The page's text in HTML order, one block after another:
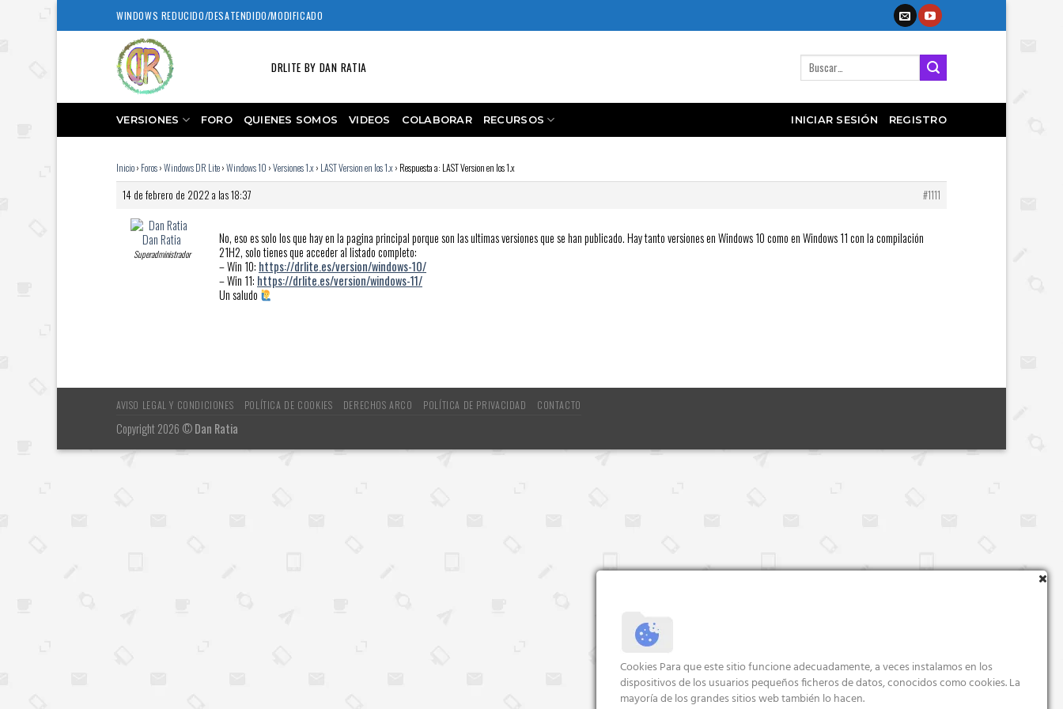
to
WINDOWS REDUCIDO/DESATENDIDO/MODIFICADO
DRLITE BY DAN RATIA
Buscar
por:
VERSIONES FORO QUIENES SOMOS VIDEOS COLABORAR RECURSOS INICIAR SESIÓN REGISTRO
Inicio› Foros›Windows DR Lite›Windows 10 ›Versiones 1.x› LAST Version en los 1.x› Respuesta a: LAST Version en los 1.x
14 de febrero de 2022 a las 18:37 #1111
Dan Ratia
Superadministrador
No, eso es solo los que hay en la pagina principal porque son las ultimas versiones que se han publicado. Hay tanto versiones en Windows 10 como en Windows 11 con la compilación
21H2, solo tienes que acceder al listado completo:
– Win 10: https://drlite.es/version/windows-10/
– Win 11: https://drlite.es/version/windows-11/
Un saludo
AVISO LEGAL Y CONDICIONES POLÍTICA DE COOKIES DERECHOS ARCO POLÍTICA DE PRIVACIDAD CONTACTO
Copyright 2026 ©Dan Ratia
Cookies Para que este sitio funcione adecuadamente, a veces instalamos en los
dispositivos de los usuarios pequeños ficheros de datos, conocidos como cookies. La
mayoría de los grandes sitios web también lo hacen.